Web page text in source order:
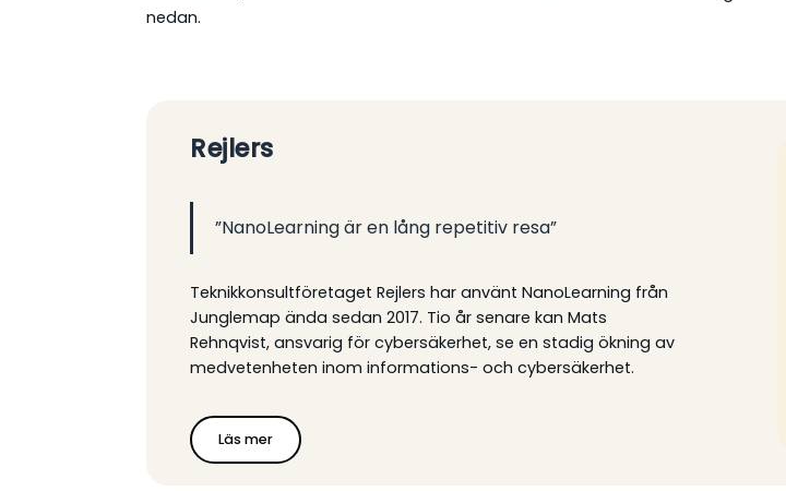
nedan.
Rejlers
”NanoLearning är en lång repetitiv resa”
Teknikkonsultföretaget Rejlers har använt NanoLearning från
Junglemap ända sedan 2017. Tio år senare kan Mats
Rehnqvist, ansvarig för cybersäkerhet, se en stadig ökning av
medvetenheten inom informations- och cybersäkerhet.
Läs mer